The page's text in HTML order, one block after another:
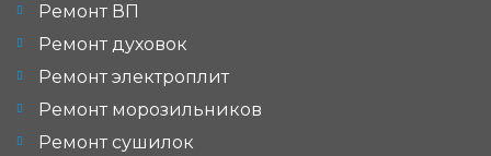
Ремонт ВП
Ремонт духовок
Ремонт электроплит
Ремонт морозильников
Ремонт сушилок